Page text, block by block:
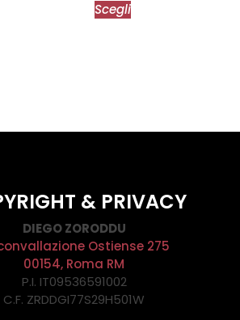
Scegli
& PRIVACY
DIEGO ZORODDU
Ostiense 275
00154, Roma RM
P.I. IT09536591002
C.F. ZRDDGI77S29H501W